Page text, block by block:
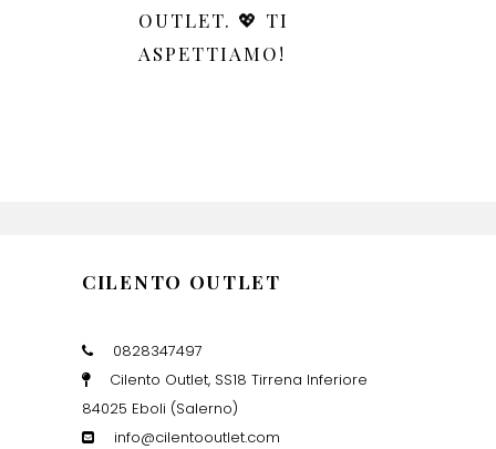
OUTLET. 💖 TI
ASPETTIAMO!
CILENTO OUTLET
0828347497
Cilento Outlet, SS18 Tirrena Inferiore
84025 Eboli (Salerno)
info@cilentooutlet.com